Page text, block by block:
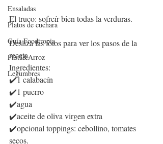
Ensaladas
Platos de cuchara
Guía Foodtropia
Pasta&Arroz
Legumbres
El truco: sofreír bien todas la verduras.
Desliza las fotos para ver los pasos de la
receta.
Ingredientes:
✔️1 calabacín
✔️1 puerro
✔️agua
✔️aceite de oliva virgen extra
✔️opcional toppings: cebollino, tomates
secos.